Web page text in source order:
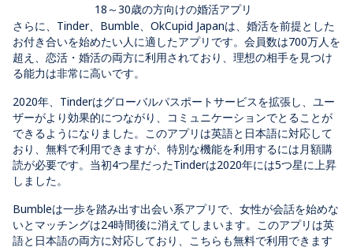
18～30歳の方向けの婚活アプリ
さらに、Tinder、Bumble、OkCupid Japanは、婚活を前提とした
お付き合いを始めたい人に適したアプリです。会員数は700万人を
超え、恋活・婚活の両方に利用されており、理想の相手を見つけ
る能力は非常に高いです。
2020年、Tinderはグローバルパスポートサービスを拡張し、ユー
ザーがより効果的につながり、コミュニケーションでとることが
できるようになりました。このアプリは英語と日本語に対応して
おり、無料で利用できますが、特別な機能を利用するには月額購
読が必要です。当初4つ星だったTinderは2020年には5つ星に上昇
しました。
Bumbleは一歩を踏み出す出会い系アプリで、女性が会話を始めな
いとマッチングは24時間後に消えてしまいます。このアプリは英
語と日本語の両方に対応しており、こちらも無料で利用できます